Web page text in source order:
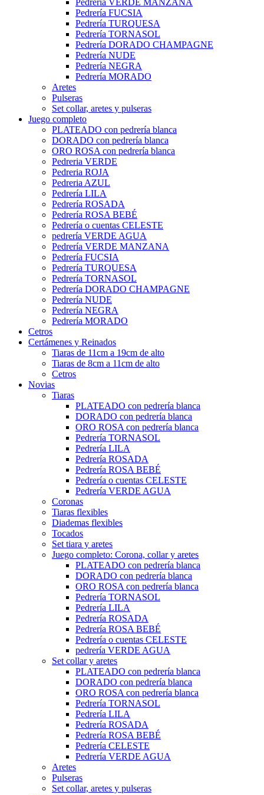
Pedrería VERDE MANZANA
Pedrería FUCSIA
Pedrería TURQUESA
Pedrería TORNASOL
Pedrería DORADO CHAMPAGNE
Pedrería NUDE
Pedrería NEGRA
Pedrería MORADO
Aretes
Pulseras
Set collar, aretes y pulseras
Juego completo
PLATEADO con pedrería blanca
DORADO con pedrería blanca
ORO ROSA con pedrería blanca
Pedreria VERDE
Pedreria ROJA
Pedreria AZUL
Pedrería LILA
Pedrería ROSADA
Pedrería ROSA BEBÉ
Pedrería o cuentas CELESTE
pedrería VERDE AGUA
Pedrería VERDE MANZANA
Pedrería FUCSIA
Pedrería TURQUESA
Pedrería TORNASOL
Pedrería DORADO CHAMPAGNE
Pedrería NUDE
Pedrería NEGRA
Pedrería MORADO
Cetros
Certámenes y Reinados
Tiaras de 11cm a 19cm de alto
Tiaras de 8cm a 11cm de alto
Cetros
Novias
Tiaras
PLATEADO con pedrería blanca
DORADO con pedrería blanca
ORO ROSA con pedrería blanca
Pedrería TORNASOL
Pedrería LILA
Pedrería ROSADA
Pedrería ROSA BEBÉ
Pedrería o cuentas CELESTE
Pedrería VERDE AGUA
Coronas
Tiaras flexibles
Diademas flexibles
Tocados
Set tiara y aretes
Juego completo: Corona, collar y aretes
PLATEADO con pedrería blanca
DORADO con pedrería blanca
ORO ROSA con pedrería blanca
Pedrería TORNASOL
Pedrería LILA
Pedrería ROSADA
Pedrería ROSA BEBÉ
Pedrería o cuentas CELESTE
pedrería VERDE AGUA
Set collar y aretes
PLATEADO con pedrería blanca
DORADO con pedrería blanca
ORO ROSA con pedrería blanca
Pedrería TORNASOL
Pedrería LILA
Pedrería ROSADA
Pedrería ROSA BEBÉ
Pedrería CELESTE
Pedrería VERDE AGUA
Aretes
Pulseras
Set collar, aretes y pulseras